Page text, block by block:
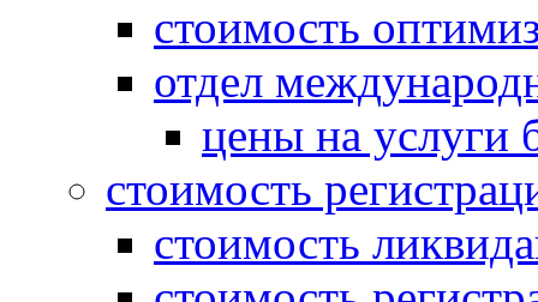
стоимость
отдел
цены на услуги
стоимость
стоимость